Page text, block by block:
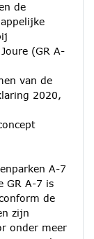
de
(GR A-
van de
2020,
A-7
GR A-7 is
de
zijn
onder meer